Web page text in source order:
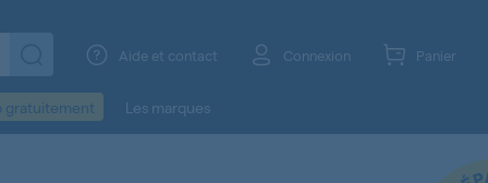
Aide et contact Connexion Panier
gratuitement Les marques